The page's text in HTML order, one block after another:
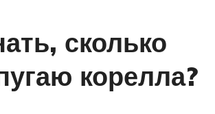
сколько
корелла?